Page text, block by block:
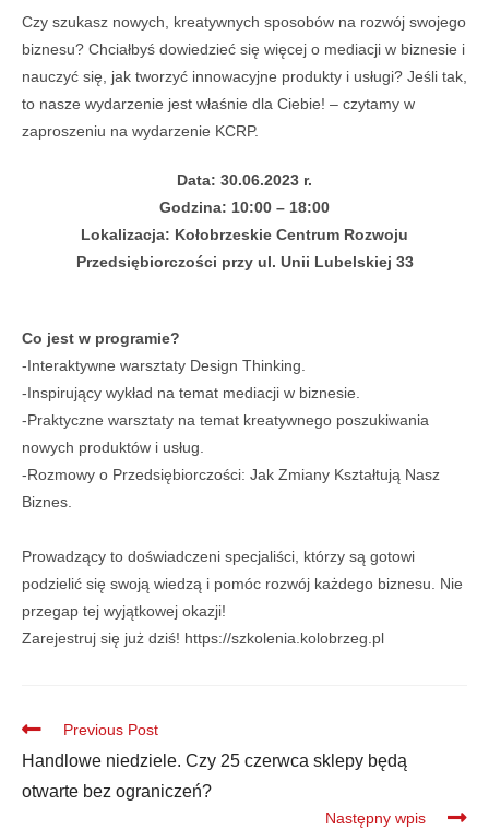
Czy szukasz nowych, kreatywnych sposobów na rozwój swojego
biznesu? Chciałbyś dowiedzieć się więcej o mediacji w biznesie i
nauczyć się, jak tworzyć innowacyjne produkty i usługi? Jeśli tak,
to nasze wydarzenie jest właśnie dla Ciebie! – czytamy w
zaproszeniu na wydarzenie KCRP.
Data: 30.06.2023 r.
Godzina: 10:00 – 18:00
Lokalizacja: Kołobrzeskie Centrum Rozwoju
Przedsiębiorczości przy ul. Unii Lubelskiej 33
Co jest w programie?
-Interaktywne warsztaty Design Thinking.
-Inspirujący wykład na temat mediacji w biznesie.
-Praktyczne warsztaty na temat kreatywnego poszukiwania
nowych produktów i usług.
-Rozmowy o Przedsiębiorczości: Jak Zmiany Kształtują Nasz
Biznes.
Prowadzący to doświadczeni specjaliści, którzy są gotowi
podzielić się swoją wiedzą i pomóc rozwój każdego biznesu. Nie
przegap tej wyjątkowej okazji!
Zarejestruj się już dziś! https://szkolenia.kolobrzeg.pl
Previous Post
Handlowe niedziele. Czy 25 czerwca sklepy będą
otwarte bez ograniczeń?
Następny wpis